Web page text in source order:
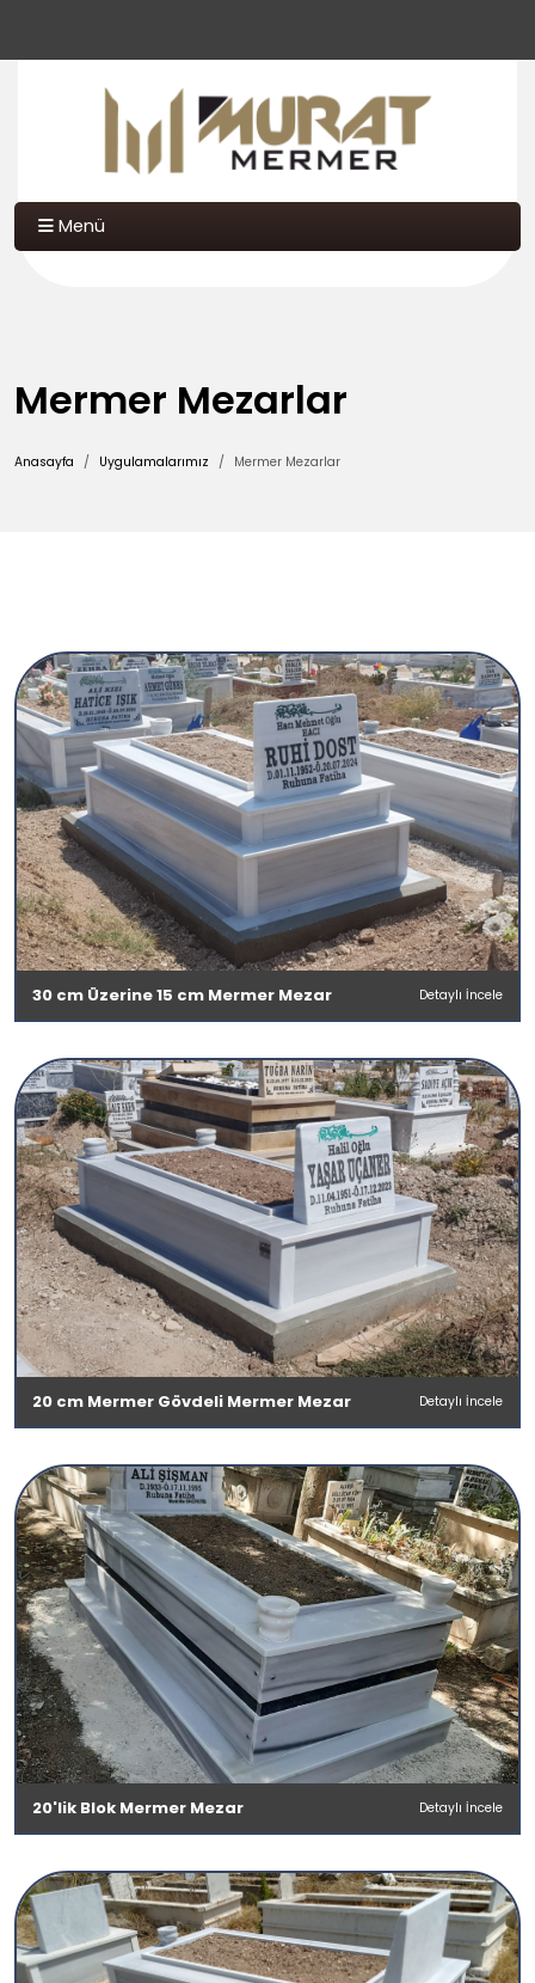
Menü
Mermer Mezarlar
Anasayfa Uygulamalarımız Mermer Mezarlar
30 cm Üzerine 15 cm Mermer Mezar Detaylı İncele
20 cm Mermer Gövdeli Mermer Mezar Detaylı İncele
20'lik Blok Mermer Mezar Detaylı İncele